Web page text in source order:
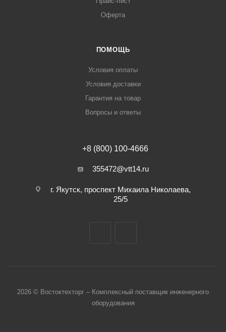
Оферта
ПОМОЩЬ
Условия оплаты
Условия доставки
Гарантия на товар
Вопросы и ответы
+8 (800) 100-4666
355472@vtt14.ru
г. Якутск, проспект Михаила Николаева,
25/5
2026 © Востоктехторг – Комплексный поставщик инженерного
оборудования